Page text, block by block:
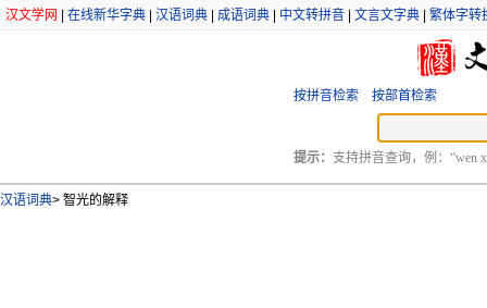
汉文学网 在线新华字典 汉语词典 成语词典 中文转拼音 文言文字典 繁体字转
按拼音检索 按部首检索
提示： 支持拼音查询，例：“wen
汉语词典> 智光的解释